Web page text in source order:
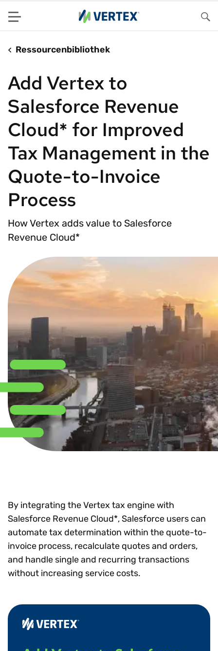
Menu
Ressourcenbibliothek
Add Vertex to
Salesforce Revenue
Cloud* for Improved
Tax Management in the
Quote-to-Invoice
Process
How Vertex adds value to Salesforce
Revenue Cloud*
By integrating the Vertex tax engine with
Salesforce Revenue Cloud*, Salesforce users can
automate tax determination within the quote-to-
invoice process, recalculate quotes and orders,
and handle single and recurring transactions
without increasing service costs.